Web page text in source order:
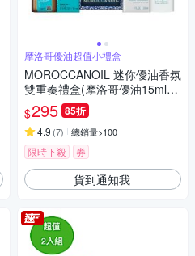
摩洛哥優油超值小禮盒
MOROCCANOIL 迷你優油香氛
雙重奏禮盒(摩洛哥優油15ml
+香氛30ml)
$295 85折
4.9 (7) 總銷量>100
限時下殺 券
貨到通知我